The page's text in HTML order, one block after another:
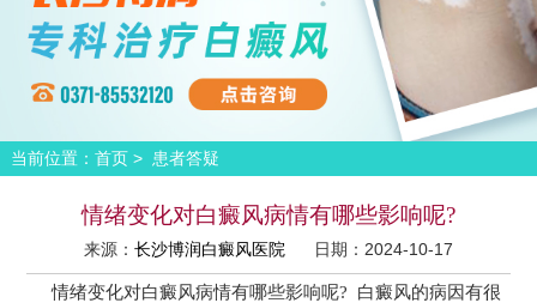
当前位置： 首页> 患者答疑
情绪变化对白癜风病情有哪些影响呢?
来源： 长沙博润白癜风医院 日期：2024-10-17
情绪变化对白癜风病情有哪些影响呢? 白癜风的病因有很